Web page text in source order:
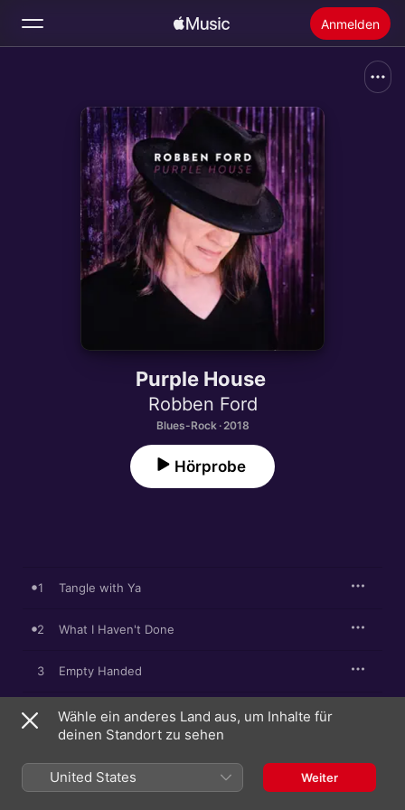
Anmelden
Startseite
Radio
Apple Music installieren
Purple House
Robben Ford
Blues-Rock · 2018
Hörprobe
1 Tangle with Ya
2 What I Haven't Done
3 Empty Handed
4 Bound for Glory
6 Wild Honey
Wähle ein anderes Land aus, um Inhalte für
deinen Standort zu sehen
United States Weiter